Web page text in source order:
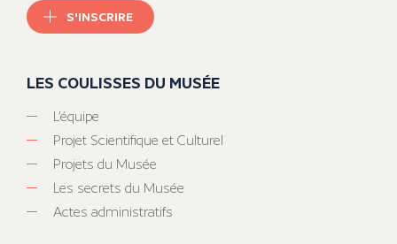
S'INSCRIRE
LES COULISSES DU MUSÉE
L’équipe
Projet Scientifique et Culturel
Projets du Musée
Les secrets du Musée
Actes administratifs